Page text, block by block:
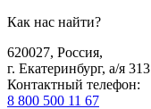
Как нас найти?
620027, Россия,
г. Екатеринбург, а/я 313
Контактный телефон:
8 800 500 11 67